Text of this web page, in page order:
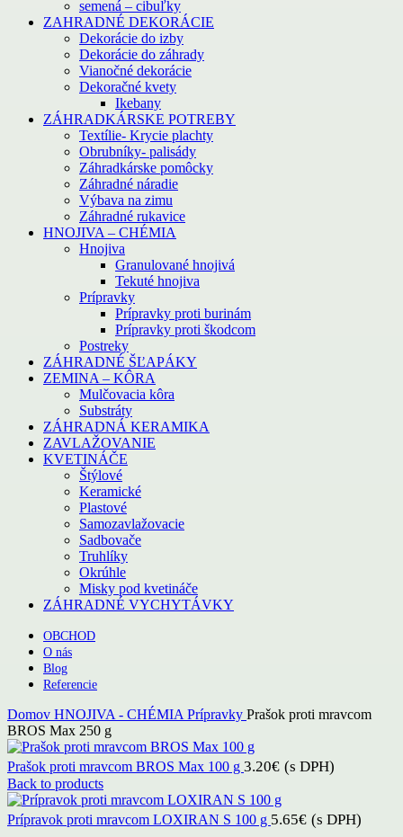
semená – cibuľky
ZAHRADNÉ DEKORÁCIE
Dekorácie do izby
Dekorácie do záhrady
Vianočné dekorácie
Dekoračné kvety
Ikebany
ZÁHRADKÁRSKE POTREBY
Textílie- Krycie plachty
Obrubníky- palisády
Záhradkárske pomôcky
Záhradné náradie
Výbava na zimu
Záhradné rukavice
HNOJIVA – CHÉMIA
Hnojiva
Granulované hnojivá
Tekuté hnojiva
Prípravky
Prípravky proti burinám
Prípravky proti škodcom
Postreky
ZÁHRADNÉ ŠĽAPÁKY
ZEMINA – KÔRA
Mulčovacia kôra
Substráty
ZÁHRADNÁ KERAMIKA
ZAVLAŽOVANIE
KVETINÁČE
Štýlové
Keramické
Plastové
Samozavlažovacie
Sadbovače
Truhlíky
Okrúhle
Misky pod kvetináče
ZÁHRADNÉ VYCHYTÁVKY
OBCHOD
O nás
Blog
Referencie
Domov HNOJIVA - CHÉMIA Prípravky Prašok proti mravcom
BROS Max 250 g
Prašok proti mravcom BROS Max 100 g 3.20€ (s DPH)
Back to products
Prípravok proti mravcom LOXIRAN S 100 g 5.65€ (s DPH)